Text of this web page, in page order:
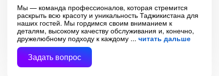
Мы — команда профессионалов, которая стремится
раскрыть всю красоту и уникальность Таджикистана для
наших гостей. Мы гордимся своим вниманием к
деталям, высокому качеству обслуживания и, конечно,
дружелюбному подходу к каждому
читать дальше
Задать вопрос